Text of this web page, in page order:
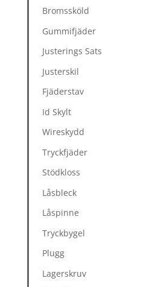
Bromssköld
Gummifjäder
Justerings Sats
Justerskil
Fjäderstav
Id Skylt
Wireskydd
Tryckfjäder
Stödkloss
Låsbleck
Låspinne
Tryckbygel
Plugg
Lagerskruv